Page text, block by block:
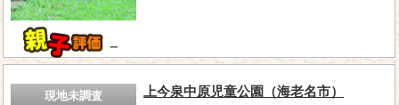
－
現地未調査 上今泉中原児童公園（海老名市）